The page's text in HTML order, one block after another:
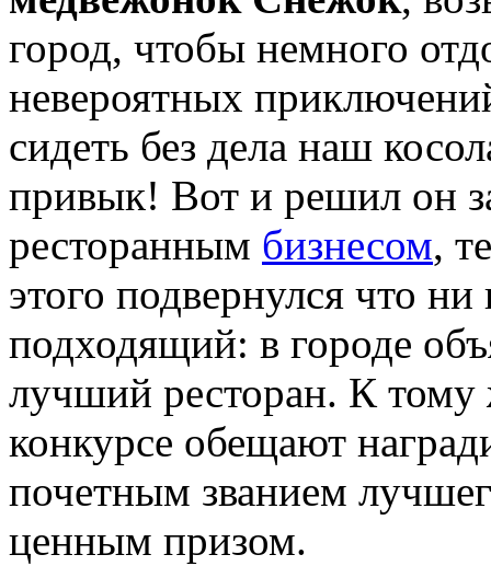
город, чтобы немного
невероятных
сидеть без дела наш
привык! Вот и решил он
ресторанным бизнесом,
этого подвернулся что ни
подходящий: в городе
лучший ресторан. К тому
конкурсе обещают
почетным званием
ценным призом.